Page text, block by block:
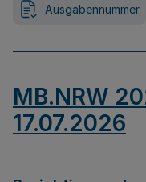
Ausgabennummer
MB.NRW
17.07.2026